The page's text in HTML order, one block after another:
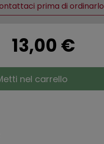
prima di ordinarlo
13,00 €
nel carrello